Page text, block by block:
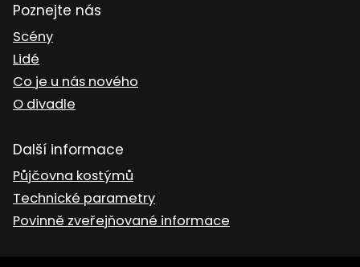
Poznejte nás
Scény
Lidé
Co je u nás nového
O divadle
Další informace
Půjčovna kostýmů
Technické parametry
Povinně zveřejňované informace